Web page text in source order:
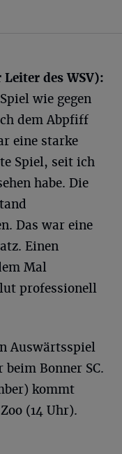
des WSV):
wie gegen
dem Abpfiff
eine starke
Spiel, seit ich
habe. Die
Das war eine
Einen
Mal
professionell
Auswärtsspiel
beim Bonner SC.
kommt
(14 Uhr).